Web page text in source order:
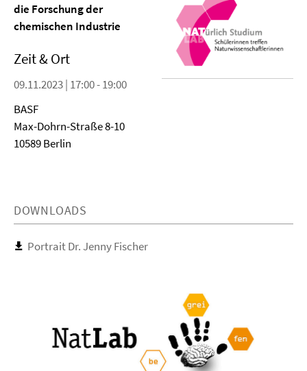
die Forschung der
chemischen Industrie
Zeit & Ort
09.11.2023 | 17:00 - 19:00
BASF
Max-Dohrn-Straße 8-10
10589 Berlin
DOWNLOADS
Portrait Dr. Jenny Fischer